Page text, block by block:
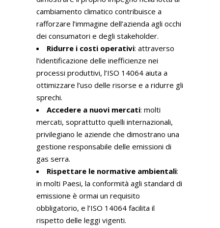
cambiamento climatico contribuisce a
rafforzare l’immagine dell’azienda agli occhi
dei consumatori e degli stakeholder.
Ridurre i costi operativi: attraverso
l’identificazione delle inefficienze nei
processi produttivi, l’ISO 14064 aiuta a
ottimizzare l’uso delle risorse e a ridurre gli
sprechi.
Accedere a nuovi mercati: molti
mercati, soprattutto quelli internazionali,
privilegiano le aziende che dimostrano una
gestione responsabile delle emissioni di
gas serra.
Rispettare le normative ambientali:
in molti Paesi, la conformità agli standard di
emissione è ormai un requisito
obbligatorio, e l’ISO 14064 facilita il
rispetto delle leggi vigenti.